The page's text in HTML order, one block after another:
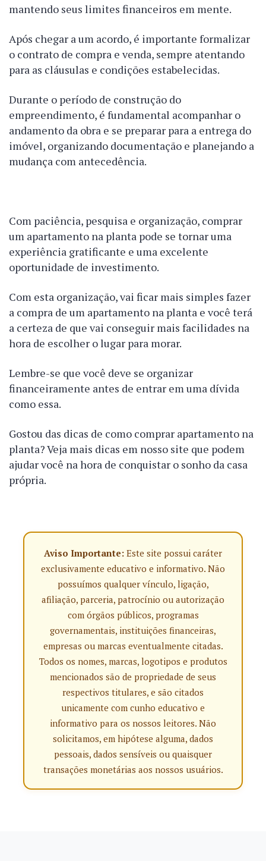
mantendo seus limites financeiros em mente.
Após chegar a um acordo, é importante formalizar
o contrato de compra e venda, sempre atentando
para as cláusulas e condições estabelecidas.
Durante o período de construção do
empreendimento, é fundamental acompanhar o
andamento da obra e se preparar para a entrega do
imóvel, organizando documentação e planejando a
mudança com antecedência.
Com paciência, pesquisa e organização, comprar
um apartamento na planta pode se tornar uma
experiência gratificante e uma excelente
oportunidade de investimento.
Com esta organização, vai ficar mais simples fazer
a compra de um apartamento na planta e você terá
a certeza de que vai conseguir mais facilidades na
hora de escolher o lugar para morar.
Lembre-se que você deve se organizar
financeiramente antes de entrar em uma dívida
como essa.
Gostou das dicas de como comprar apartamento na
planta? Veja mais dicas em nosso site que podem
ajudar você na hora de conquistar o sonho da casa
própria.
Aviso Importante: Este site possui caráter
exclusivamente educativo e informativo. Não
possuímos qualquer vínculo, ligação,
afiliação, parceria, patrocínio ou autorização
com órgãos públicos, programas
governamentais, instituições financeiras,
empresas ou marcas eventualmente citadas.
Todos os nomes, marcas, logotipos e produtos
mencionados são de propriedade de seus
respectivos titulares, e são citados
unicamente com cunho educativo e
informativo para os nossos leitores. Não
solicitamos, em hipótese alguma, dados
pessoais, dados sensíveis ou quaisquer
transações monetárias aos nossos usuários.